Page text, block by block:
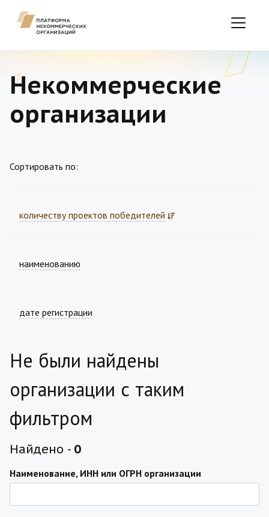
Некоммерческие
организации
Сортировать по:
количеству проектов победителей
наименованию
дате регистрации
Не были найдены
организации с таким
фильтром
Найдено - 0
Наименование, ИНН или ОГРН организации